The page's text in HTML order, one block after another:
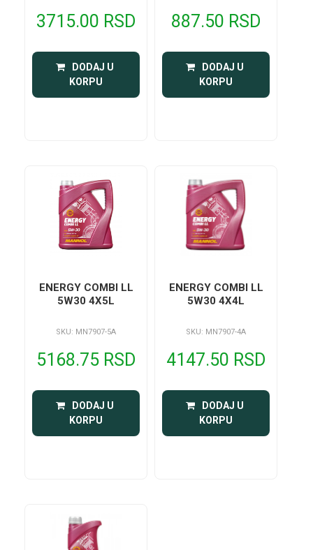
3715.00 RSD
DODAJ U
KORPU
887.50 RSD
DODAJ U
KORPU
ENERGY COMBI LL
5W30 4X5L
SKU: MN7907-5A
5168.75 RSD
DODAJ U
KORPU
ENERGY COMBI LL
5W30 4X4L
SKU: MN7907-4A
4147.50 RSD
DODAJ U
KORPU